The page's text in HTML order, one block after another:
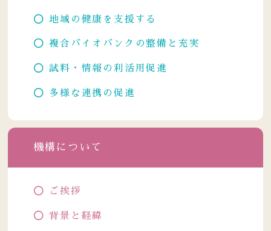
地域の健康を支援する
複合バイオバンクの整備と充実
試料・情報の利活用促進
多様な連携の促進
機構について
ご挨拶
背景と経緯